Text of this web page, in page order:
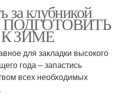
за клубникой
ПОДГОТОВИТЬ
ЗИМЕ
для закладки высокого
года – запастись
всех необходимых